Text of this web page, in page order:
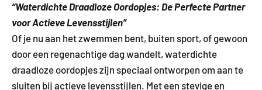
“Waterdichte Draadloze Oordopjes: De Perfecte Partner
voor Actieve Levensstijlen”
Of je nu aan het zwemmen bent, buiten sport, of gewoon
door een regenachtige dag wandelt, waterdichte
draadloze oordopjes zijn speciaal ontworpen om aan te
sluiten bij actieve levensstijlen. Met een stevige en